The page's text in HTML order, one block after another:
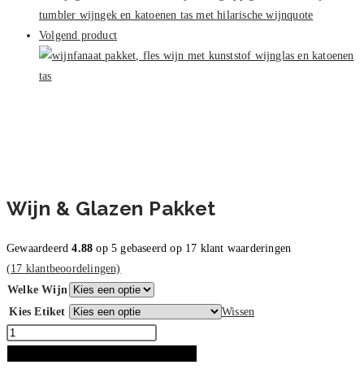
Volgend product
Wijn & Glazen Pakket
Gewaardeerd4.88 op 5 gebaseerd op 17 klant waarderingen
(17 klantbeoordelingen)
Welke Wijn
Kies Etiket
Wissen
Wijn